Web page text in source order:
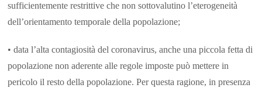
sufficientemente restrittive che non sottovalutino l’eterogeneità
dell’orientamento temporale della popolazione;
• data l’alta contagiosità del coronavirus, anche una piccola fetta di
popolazione non aderente alle regole imposte può mettere in
pericolo il resto della popolazione. Per questa ragione, in presenza